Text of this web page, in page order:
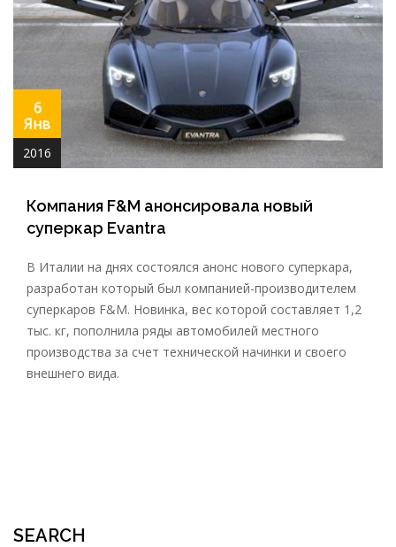
6
Янв
2016
Компания F&M анонсировала новый
суперкар Evantra
В Италии на днях состоялся анонс нового суперкара,
разработан который был компанией-производителем
суперкаров F&M. Новинка, вес которой составляет 1,2
тыс. кг, пополнила ряды автомобилей местного
производства за счет технической начинки и своего
внешнего вида.
SEARCH